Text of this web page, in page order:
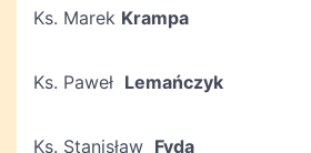
Ks. Marek Krampa
Ks. Paweł Lemańczyk
Ks. Stanisław Fyda